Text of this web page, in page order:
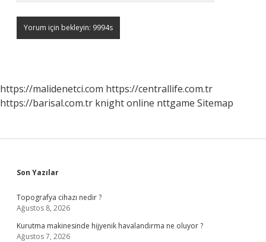
https://malidenetci.com https://centrallife.com.tr
https://barisal.com.tr knight online nttgame Sitemap
Sidebar
Son Yazılar
Topografya cihazı nedir ?
Ağustos 8, 2026
Kurutma makinesinde hijyenik havalandırma ne oluyor ?
Ağustos 7, 2026